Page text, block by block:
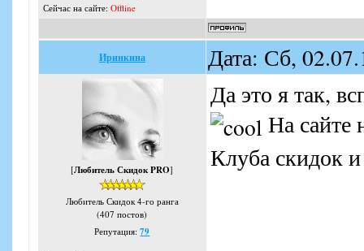
Сейчас на сайте: Offline
Иринкина Дата: Сб,
[Любитель Скидок PRO]
Любитель Скидок 4-го ранга
(407 постов)
Репутация:79
Да это я так,
На сайте
Клуба скидок